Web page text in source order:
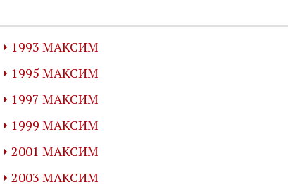
1993 МАКСИМ
1995 МАКСИМ
1997 МАКСИМ
1999 МАКСИМ
2001 МАКСИМ
2003 МАКСИМ